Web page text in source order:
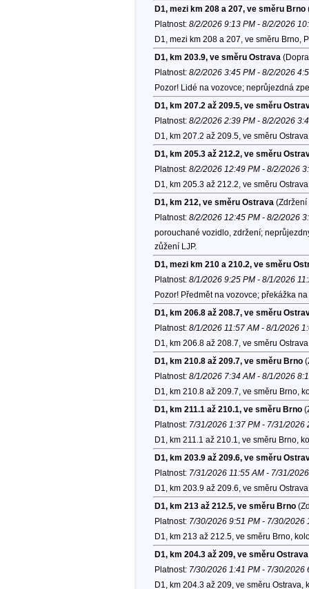
D1, mezi km 208 a 207, ve směru Brno
Platnost: 8/2/2026 9:13 PM - 8/2/2026
D1, mezi km 208 a 207, ve směru Brno,
D1, km 203.9, ve směru Ostrava
Platnost: 8/2/2026 3:45 PM - 8/2/2026
Pozor! Lidé na vozovce; neprůjezdná
D1, km 207.2 až 209.5, ve směru
Platnost: 8/2/2026 2:39 PM - 8/2/2026
D1, km 207.2 až 209.5, ve směru
D1, km 205.3 až 212.2, ve směru
Platnost: 8/2/2026 12:49 PM - 8/2/2026
D1, km 205.3 až 212.2, ve směru
D1, km 212, ve směru Ostrava (Zdržení
Platnost: 8/2/2026 12:45 PM - 8/2/2026
porouchané vozidlo, zdržení;
zůžení LJP.
D1, mezi km 210 a 210.2, ve směru
Platnost: 8/1/2026 9:25 PM - 8/1/2026
Pozor! Předmět na vozovce; překážka
D1, km 206.8 až 208.7, ve směru
Platnost: 8/1/2026 11:57 AM - 8/1/2026
D1, km 206.8 až 208.7, ve směru
D1, km 210.8 až 209.7, ve směru Brno
Platnost: 8/1/2026 7:34 AM - 8/1/2026
D1, km 210.8 až 209.7, ve směru Brno,
D1, km 211.1 až 210.1, ve směru Brno
Platnost: 7/31/2026 1:37 PM - 7/31/2026
D1, km 211.1 až 210.1, ve směru Brno,
D1, km 203.9 až 209.6, ve směru
Platnost: 7/31/2026 11:55 AM - 7/31/
D1, km 203.9 až 209.6, ve směru
D1, km 213 až 212.5, ve směru Brno
Platnost: 7/30/2026 9:51 PM - 7/30/2026
D1, km 213 až 212.5, ve směru Brno,
D1, km 204.3 až 209, ve směru Ostrava
Platnost: 7/30/2026 1:41 PM - 7/30/2026
D1, km 204.3 až 209, ve směru Ostrava,